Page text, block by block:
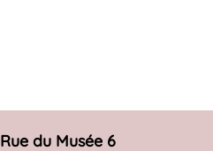
Rue du Musée 6